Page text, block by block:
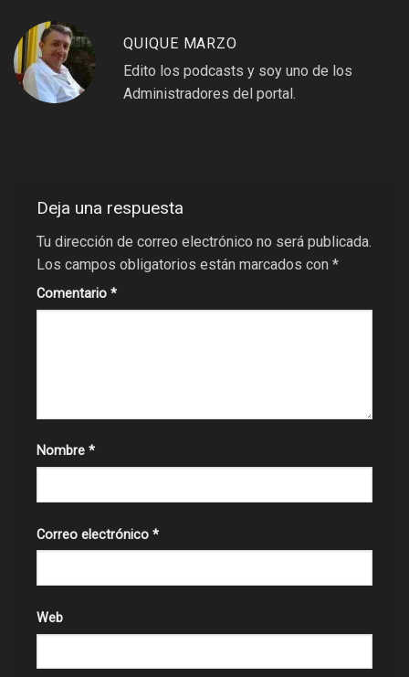
QUIQUE MARZO
Edito los podcasts y soy uno de los
Administradores del portal.
Deja una respuesta
Tu dirección de correo electrónico no será publicada.
Los campos obligatorios están marcados con *
Comentario *
Nombre *
Correo electrónico *
Web